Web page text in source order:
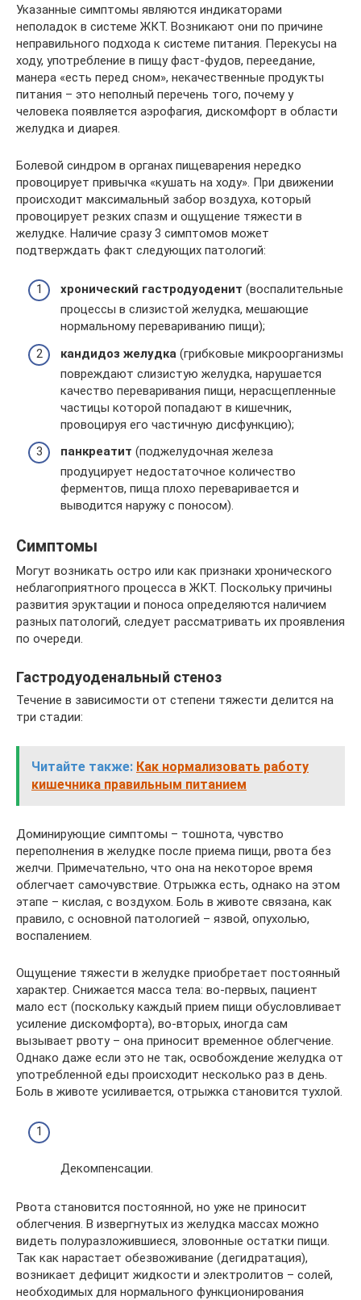
Указанные симптомы являются индикаторами
неполадок в системе ЖКТ. Возникают они по причине
неправильного подхода к системе питания. Перекусы на
ходу, употребление в пищу фаст-фудов, переедание,
манера «есть перед сном», некачественные продукты
питания – это неполный перечень того, почему у
человека появляется аэрофагия, дискомфорт в области
желудка и диарея.
Болевой синдром в органах пищеварения нередко
провоцирует привычка «кушать на ходу». При движении
происходит максимальный забор воздуха, который
провоцирует резких спазм и ощущение тяжести в
желудке. Наличие сразу 3 симптомов может
подтверждать факт следующих патологий:
хронический гастродуоденит (воспалительные
процессы в слизистой желудка, мешающие
нормальному перевариванию пищи);
кандидоз желудка (грибковые микроорганизмы
повреждают слизистую желудка, нарушается
качество переваривания пищи, нерасщепленные
частицы которой попадают в кишечник,
провоцируя его частичную дисфункцию);
панкреатит (поджелудочная железа
продуцирует недостаточное количество
ферментов, пища плохо переваривается и
выводится наружу с поносом).
Симптомы
Могут возникать остро или как признаки хронического
неблагоприятного процесса в ЖКТ. Поскольку причины
развития эруктации и поноса определяются наличием
разных патологий, следует рассматривать их проявления
по очереди.
Гастродуоденальный стеноз
Течение в зависимости от степени тяжести делится на
три стадии:
Читайте также: Как нормализовать работу
кишечника правильным питанием
Доминирующие симптомы – тошнота, чувство
переполнения в желудке после приема пищи, рвота без
желчи. Примечательно, что она на некоторое время
облегчает самочувствие. Отрыжка есть, однако на этом
этапе – кислая, с воздухом. Боль в животе связана, как
правило, с основной патологией – язвой, опухолью,
воспалением.
Ощущение тяжести в желудке приобретает постоянный
характер. Снижается масса тела: во-первых, пациент
мало ест (поскольку каждый прием пищи обусловливает
усиление дискомфорта), во-вторых, иногда сам
вызывает рвоту – она приносит временное облегчение.
Однако даже если это не так, освобождение желудка от
употребленной еды происходит несколько раз в день.
Боль в животе усиливается, отрыжка становится тухлой.
Декомпенсации.
Рвота становится постоянной, но уже не приносит
облегчения. В извергнутых из желудка массах можно
видеть полуразложившиеся, зловонные остатки пищи.
Так как нарастает обезвоживание (дегидратация),
возникает дефицит жидкости и электролитов – солей,
необходимых для нормального функционирования